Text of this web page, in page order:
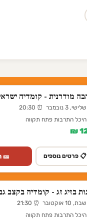
מודרנית - קומדיה
3 נובמבר ⏰ 20:30
התרבות פתח תקווה
📋 פרטים נוספים 🎫
בזיג זג - קומדיה בקצב
אוקטובר ⏰ 21:30
התרבות פתח תקווה